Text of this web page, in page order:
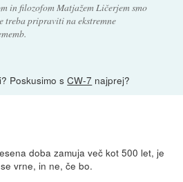
in filozofom Matjažem Ličerjem smo
treba pripraviti na ekstremne
Poskusimo sCW-7 najprej?
doba zamuja več kot 500 let, je
vrne, in ne, če bo.